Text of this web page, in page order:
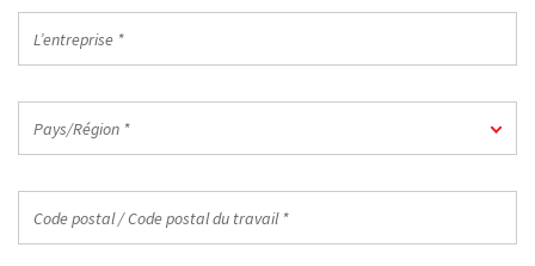
professionnelle
Pays/Région *
postal